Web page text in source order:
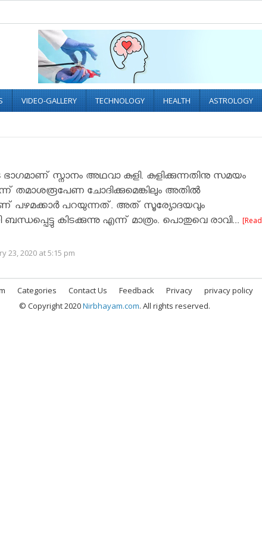
VIDEO-GALLERY TECHNOLOGY HEALTH ASTROLOGY
ഭാഗമാണ് സ്നാനം അഥവാ കുളി. കുളിക്കുന്നതിനു സമയം
തമാശരൂപേണ ചോദിക്കുമെങ്കിലും അതിൽ
പഴമക്കാർ പറയുന്നത്. അത് സൂര്യോദയവും
കിടക്കുന്നു എന്ന് മാത്രം. പൊതുവെ രാവി... [Read
23, 2020 at 5:15 pm
Categories Contact Us Feedback Privacy privacy policy
© Copyright 2020Nirbhayam.com. All rights reserved.